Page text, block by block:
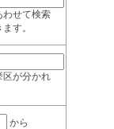
せて検索
す。
が分かれ
から